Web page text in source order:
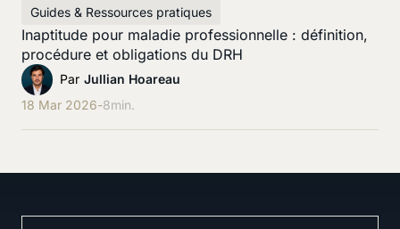
Guides & Ressources pratiques
Inaptitude pour maladie professionnelle : définition,
procédure et obligations du DRH
Par Jullian Hoareau
18 Mar 2026-8min.